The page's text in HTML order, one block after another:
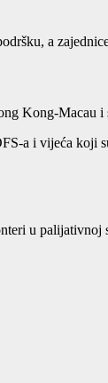
a
Kong-Macau i
a i vijeća koji
u palijativnoj